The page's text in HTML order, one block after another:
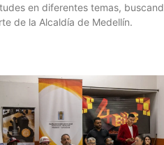
en diferentes temas,
de la Alcaldía de Medellín.